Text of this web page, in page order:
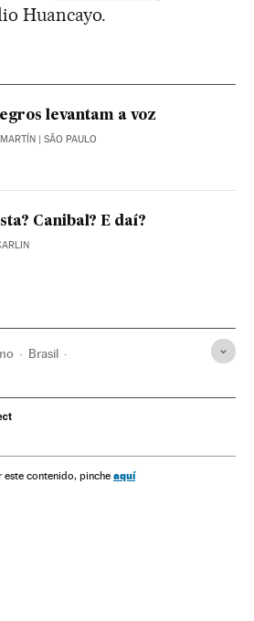
Huancayo.
levantam a voz
| SÃO PAULO
Canibal? E daí?
Brasil
Latina
Copa Libertadores Futebol
este contenido, pinche aquí